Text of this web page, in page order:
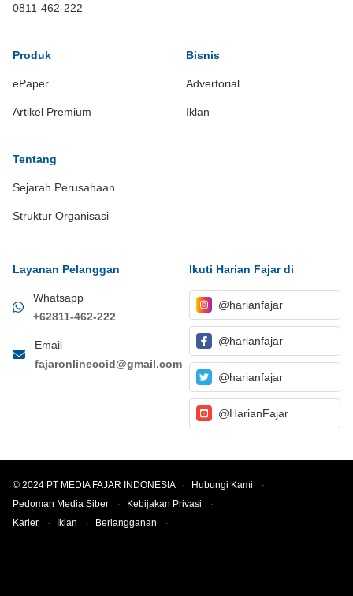
0811-462-222
Produk
ePaper
Artikel Premium
Bisnis
Advertorial
Iklan
Tentang
Sejarah Perusahaan
Struktur Organisasi
Layanan Pelanggan
Whatsapp
+62811-462-222
Email
fajaronlinecoid@gmail.com
Ikuti Harian Fajar di
@harianfajar
@harianfajar
@harianfajar
@HarianFajar
© 2024 PT MEDIA FAJAR INDONESIA · Hubungi Kami
·
Pedoman Media Siber
· Kebijakan Privasi
·
Karier
· Iklan · Berlangganan ·